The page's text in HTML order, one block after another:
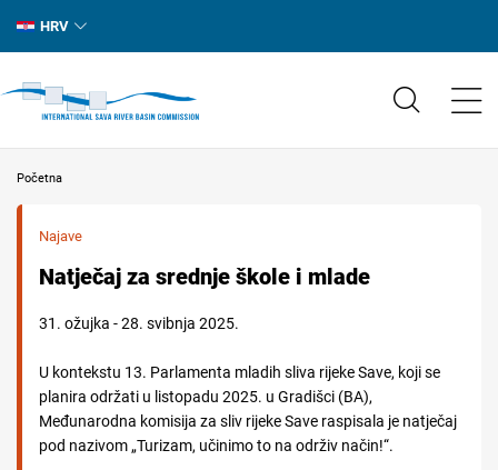
HRV
Početna
Najave
Natječaj za srednje škole i mlade
31. ožujka - 28. svibnja 2025.
U kontekstu 13. Parlamenta mladih sliva rijeke Save, koji se
planira održati u listopadu 2025. u Gradišci (BA),
Međunarodna komisija za sliv rijeke Save raspisala je natječaj
pod nazivom „Turizam, učinimo to na održiv način!“.